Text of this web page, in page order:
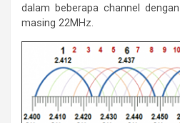
dalam beberapa channel
masing 22MHz.